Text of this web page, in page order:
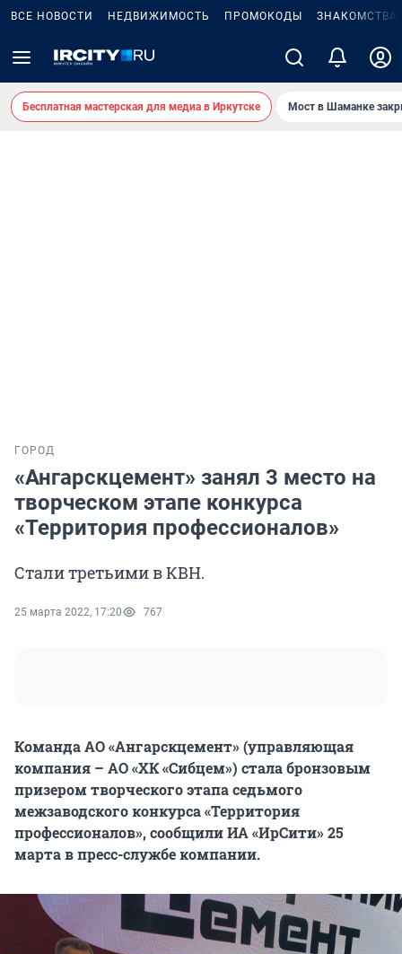
ВСЕ НОВОСТИ НЕДВИЖИМОСТЬ ПРОМОКОДЫ ЗНАКОМСТВА
Бесплатная мастерская для медиа в Иркутске Мост в Шаманке
ГОРОД
«Ангарскцемент» занял 3 место на
творческом этапе конкурса
«Территория профессионалов»
Стали третьими в КВН.
25 марта 2022, 17:20 767
Команда АО «Ангарскцемент» (управляющая
компания – АО «ХК «Сибцем») стала бронзовым
призером творческого этапа седьмого
межзаводского конкурса «Территория
профессионалов», сообщили ИА «ИрСити» 25
марта в пресс-службе компании.